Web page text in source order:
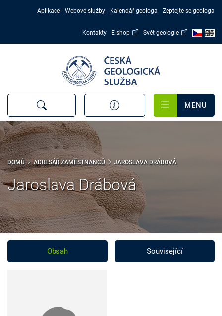
Aplikace Webové služby Kalendář geologa Zeptejte se geologa
Kontakty E-shop Svět geologie
MENU
DOMŮ ADRESÁŘ ZAMĚSTNANCŮ JAROSLAVA DRÁBOVÁ
Jaroslava Drábová
Obsah Související